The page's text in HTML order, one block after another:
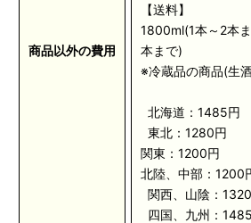
商品以外の費用
【送料】
1800ml(1本～2本
本まで)
※冷蔵品の商品(生
北海道：1485円
東北：1280円
関東：1200円
北陸、中部：1200
関西、山陰：
四国、九州：